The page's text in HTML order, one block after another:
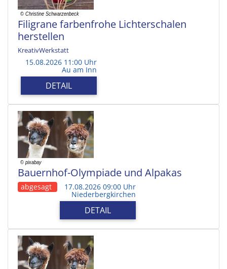
Filigrane farbenfrohe Lichterschalen
herstellen
KreativWerkstatt
15.08.2026 11:00 Uhr
Au am Inn
DETAIL
Bauernhof-Olympiade und Alpakas
abgesagt 17.08.2026 09:00 Uhr
Niederbergkirchen
DETAIL